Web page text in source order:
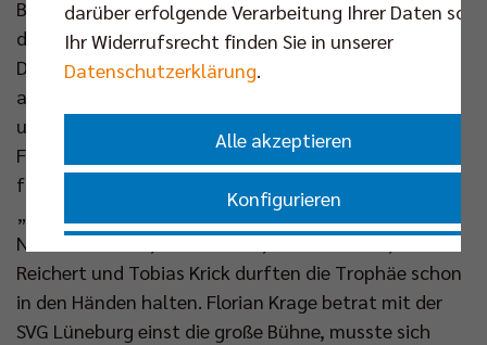
Belgier mit den Netzhoppers im Endspiel, leider
damals vor leeren Rängen. Auf Berliner Seite ist
Daniel Malescha einsame Spitze, was seine Auftritte
am Neckar angeht. Er spielte vor vier Jahren an Ort
und Stelle gegen Achten und konnte damals jubeln.
Fünfmal stand der 30-Jährige insgesamt im Finale,
fünfmal gewann er es. Das brachte ihm den Namen
„Mr. Mannheim“ ein. Doch auch Adam Kowalski,
Nehemiah Mote, Hannes Tille, Ruben Schott, Moritz
Reichert und Tobias Krick durften die Trophäe schon
in den Händen halten. Florian Krage betrat mit der
SVG Lüneburg einst die große Bühne, musste sich
darüber erfolgende Verarbeitung Ihrer Daten
Ihr Widerrufsrecht finden Sie in unserer
Datenschutzerklärung.
Alle akzeptieren
Konfigurieren
Nur essenzielle Cookies akzeptieren
Impressum|Datenschutzerklärung